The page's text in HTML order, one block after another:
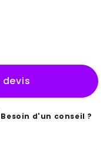
Besoin d'un conseil ?